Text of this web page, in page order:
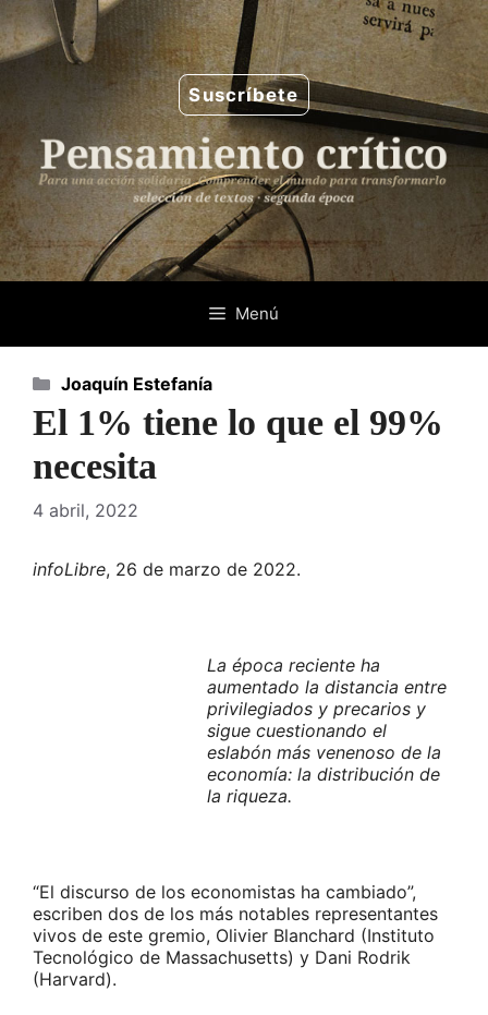
Saltar
al
contenido
Suscríbete
Menú
El 1% tiene lo que el 99%
necesita
4 abril, 2022
infoLibre, 26 de marzo de 2022.
La época reciente ha
aumentado la distancia entre
privilegiados y precarios y
sigue cuestionando el
eslabón más venenoso de la
economía: la distribución de
la riqueza.
“El discurso de los economistas ha cambiado”,
escriben dos de los más notables representantes
vivos de este gremio, Olivier Blanchard (Instituto
Tecnológico de Massachusetts) y Dani Rodrik
(Harvard).
Categorías
Joaquín Estefanía